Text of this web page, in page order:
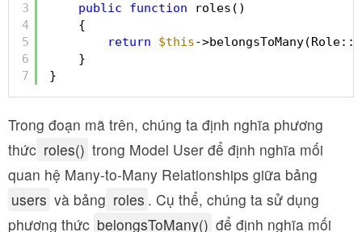
3
4
5
6
7
public
function
roles()
{
return
$this->belongsToMany(Role::
}
}
Trong đoạn mã trên, chúng ta định nghĩa phương
thức roles() trong Model User để định nghĩa mối
quan hệ Many-to-Many Relationships giữa bảng
users và bảng roles . Cụ thể, chúng ta sử dụng
phương thức belongsToMany() để định nghĩa mối